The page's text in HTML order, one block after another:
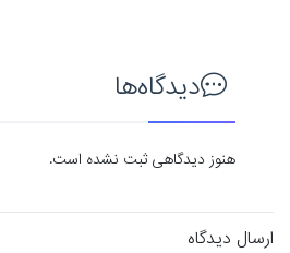
دیدگاه‌ها
هنوز دیدگاهی ثبت نشده است.
ارسال دیدگاه